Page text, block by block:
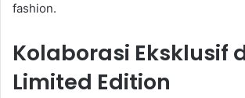
fashion.
Kolaborasi Eksklusif
Limited Edition